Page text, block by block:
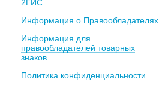
2ГИС
Информация о Правообладателях
Информация для
правообладателей товарных
знаков
Политика конфиденциальности